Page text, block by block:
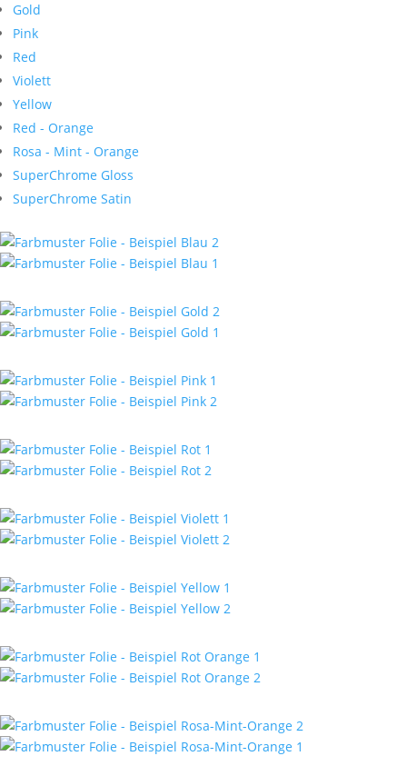
Gold
Pink
Red
Violett
Yellow
Red - Orange
Rosa - Mint - Orange
SuperChrome Gloss
SuperChrome Satin